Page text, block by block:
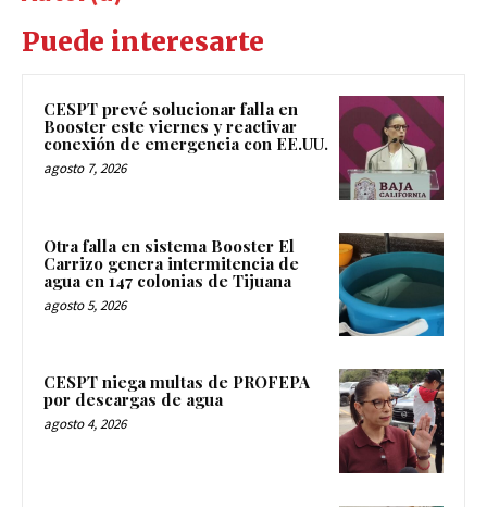
Puede interesarte
CESPT prevé solucionar falla en
Booster este viernes y reactivar
conexión de emergencia con EE.UU.
agosto 7, 2026
Otra falla en sistema Booster El
Carrizo genera intermitencia de
agua en 147 colonias de Tijuana
agosto 5, 2026
CESPT niega multas de PROFEPA
por descargas de agua
agosto 4, 2026